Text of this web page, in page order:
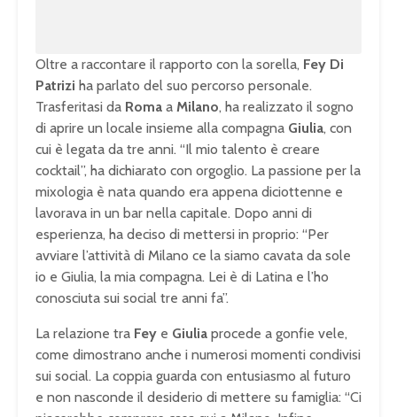
Oltre a raccontare il rapporto con la sorella, Fey Di
Patrizi ha parlato del suo percorso personale.
Trasferitasi da Roma a Milano, ha realizzato il sogno
di aprire un locale insieme alla compagna Giulia, con
cui è legata da tre anni. “Il mio talento è creare
cocktail”, ha dichiarato con orgoglio. La passione per la
mixologia è nata quando era appena diciottenne e
lavorava in un bar nella capitale. Dopo anni di
esperienza, ha deciso di mettersi in proprio: “Per
avviare l’attività di Milano ce la siamo cavata da sole
io e Giulia, la mia compagna. Lei è di Latina e l’ho
conosciuta sui social tre anni fa”.
La relazione tra Fey e Giulia procede a gonfie vele,
come dimostrano anche i numerosi momenti condivisi
sui social. La coppia guarda con entusiasmo al futuro
e non nasconde il desiderio di mettere su famiglia: “Ci